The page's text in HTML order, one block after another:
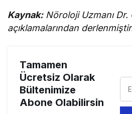
Kaynak:Nöroloji Uzmanı Dr.
açıklamalarından
Tamamen
Ücretsiz Olarak
Bültenimize
Abone Olabilirsin